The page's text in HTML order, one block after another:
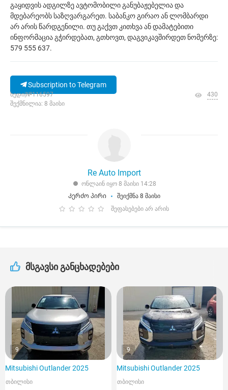
გაყიდვის ადგილზე ავტომობილი განუბაჟებელია და
მდებარეობს საზღვარგარეთ. საბანკო გირაო ან ლომბარდი
არ არის წარდგენილი. თუ გაქვთ კითხვა ან დამატებითი
ინფორმაცია გჭირდებათ, გთხოვთ, დაგვიკავშირდეთ ნომერზე:
579 555 637.
Subscription to Telegram
ხედი|№116597
შექმნილია: 8 მაისი
430
Re Auto Import
ონლაინ იყო 8 მაისი 14:28
Კერძო პირი
შეიქმნა 8 მაისი
შეფასებები არ არის
მსგავსი განცხადებები
9
Mitsubishi Outlander 2025
თბილისი
9
Mitsubishi Outlander 2025
თბილისი